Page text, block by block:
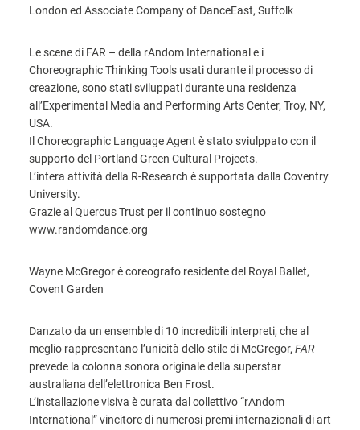
London ed Associate Company of DanceEast, Suffolk
Le scene di FAR – della rAndom International e i
Choreographic Thinking Tools usati durante il processo di
creazione, sono stati sviluppati durante una residenza
all’Experimental Media and Performing Arts Center, Troy, NY,
USA.
Il Choreographic Language Agent è stato sviulppato con il
supporto del Portland Green Cultural Projects.
L’intera attività della R-Research è supportata dalla Coventry
University.
Grazie al Quercus Trust per il continuo sostegno
www.randomdance.org
Wayne McGregor è coreografo residente del Royal Ballet,
Covent Garden
Danzato da un ensemble di 10 incredibili interpreti, che al
meglio rappresentano l’unicità dello stile di McGregor, FAR
prevede la colonna sonora originale della superstar
australiana dell’elettronica Ben Frost.
L’installazione visiva è curata dal collettivo “rAndom
International” vincitore di numerosi premi internazionali di art